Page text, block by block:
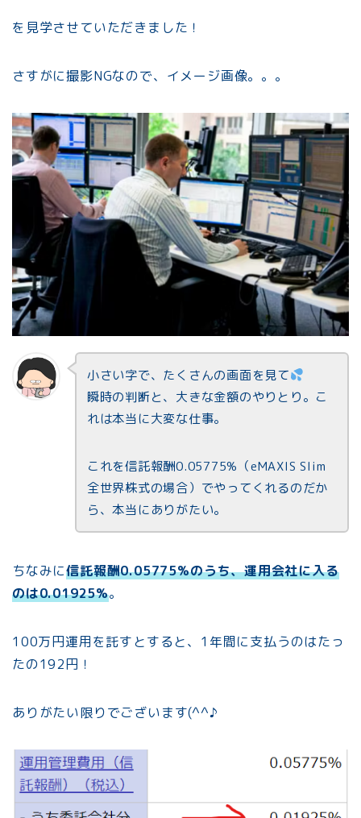
を見学させていただきました！
さすがに撮影NGなので、イメージ画像。。。
小さい字で、たくさんの画面を見て
瞬時の判断と、大きな金額のやりとり。こ
れは本当に大変な仕事。
これを信託報酬0.05775%（eMAXIS Slim
全世界株式の場合）でやってくれるのだか
ら、本当にありがたい。
ちなみに信託報酬0.05775%のうち、運用会社に入る
のは0.01925%。
100万円運用を託すとすると、1年間に支払うのはたっ
たの192円！
ありがたい限りでございます(^^♪